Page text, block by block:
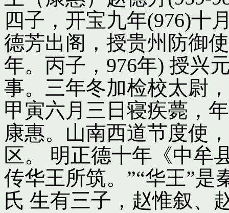
四子，开宝九年(976)十
德芳出阁，授贵州防御
年。丙子，976年) 授兴
事。三年冬加检校太尉
甲寅六月三日寝疾薨，
康惠。山南西道节度使
区。 明正德十年《中牟
传华王所筑。”“华王”是
氏 生有三子，赵惟叙、